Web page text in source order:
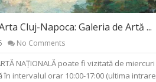
Cluj-Napoca: Galeria de Artă ...
No Comments
NAȚIONALĂ poate fi vizitată de miercuri
în intervalul orar 10:00-17:00 (ultima intrare